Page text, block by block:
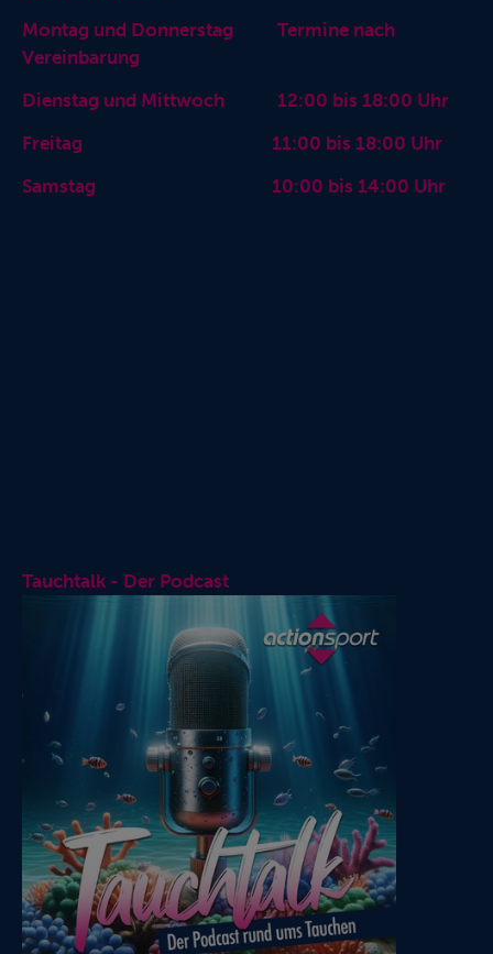
Montag und Donnerstag Termine nach
Vereinbarung
Dienstag und Mittwoch 12:00 bis 18:00 Uhr
Freitag 11:00 bis 18:00 Uhr
Samstag 10:00 bis 14:00 Uhr
Tauchtalk - Der Podcast